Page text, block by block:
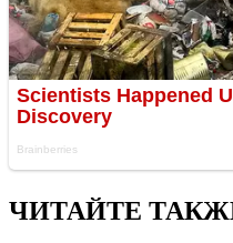
ЧИТАЙТЕ